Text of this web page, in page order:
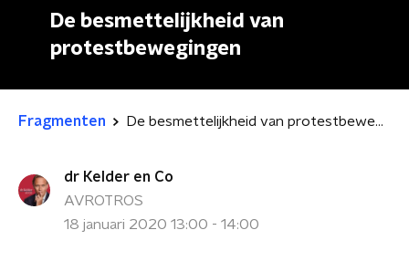
De besmettelijkheid van
protestbewegingen
Fragmenten De besmettelijkheid van protestbewegingen
dr Kelder en Co
AVROTROS
18 januari 2020 13:00 - 14:00